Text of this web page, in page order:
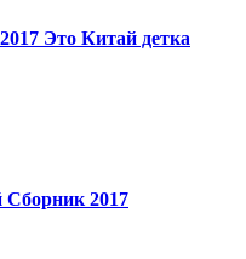
Это Китай детка
2017